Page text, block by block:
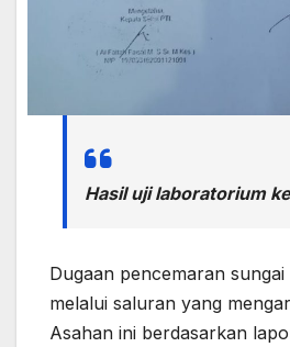
Hasil uji laboratorium
Dugaan pencemaran
melalui saluran yang
Asahan ini berdasarkan